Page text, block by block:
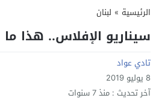
الرئيسية » لبنان
سيناريو الإفلاس.. هذا
تادي عواد
8 يوليو 2019
آخر تحديث : منذ 7 سنوات